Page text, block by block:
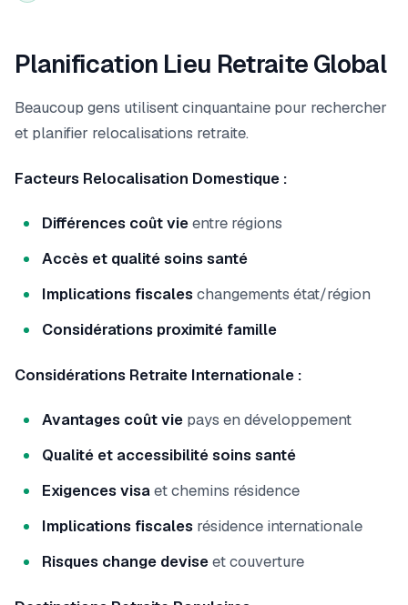
Planification Lieu Retraite Global
Beaucoup gens utilisent cinquantaine pour rechercher
et planifier relocalisations retraite.
Facteurs Relocalisation Domestique :
Différences coût vieentre régions
Accès et qualité soins santé
Implications fiscaleschangements état/région
Considérations proximité famille
Considérations Retraite Internationale :
Avantages coût vie pays en développement
Qualité et accessibilité soins santé
Exigences visaet chemins résidence
Implications fiscales résidence internationale
Risques change deviseet couverture